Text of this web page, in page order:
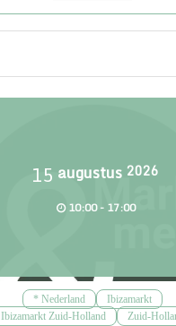
15 augustus 2026
10:00 - 17:00
* Nederland
Ibizamarkt
Ibizamarkt Zuid-Holland
Zuid-